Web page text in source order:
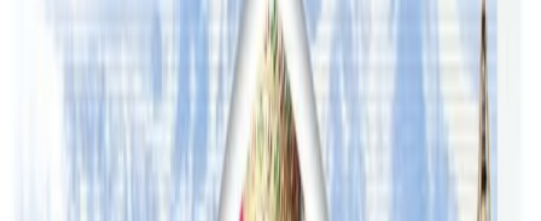
प्रतिक्रिया दिनुहोस
टिप्पणीहरू लोड हुँदैछ…